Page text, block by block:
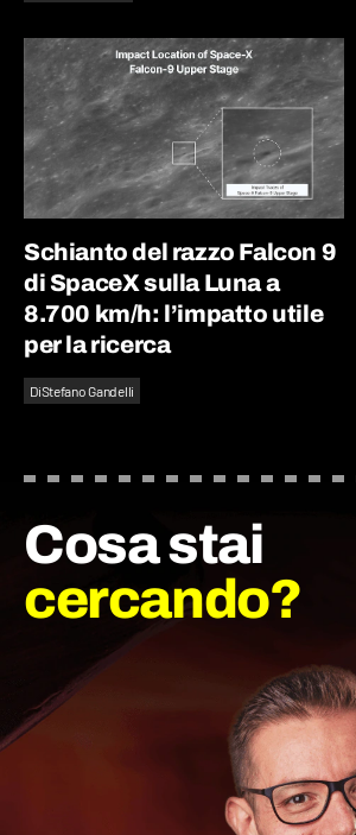
Schianto del razzo Falcon 9
di SpaceX sulla Luna a
8.700 km/h: l’impatto utile
per la ricerca
DiStefano Gandelli
Cosa stai
cercando?